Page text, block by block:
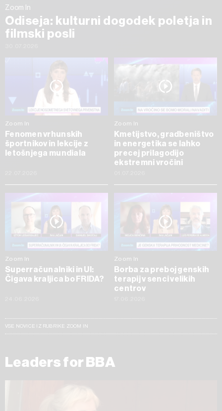
Zoom In
Odiseja: kulturni dogodek poletja in
filmski posli
Zoom In
Fenomen vrhunskih
športnikov in lekcije z
letošnjega mundiala
Zoom In
Kmetijstvo, gradbeništvo
in energetika se lahko
precej prilagodijo
ekstremni vročini
Zoom In
Superračunalniki in UI:
Čigava kraljica bo FRIDA?
Zoom In
Borba za preboj genskih
terapij v senci velikih
centrov
VSE NOVICE IZ RUBRIKE ZOOM IN
Leaders for BBA